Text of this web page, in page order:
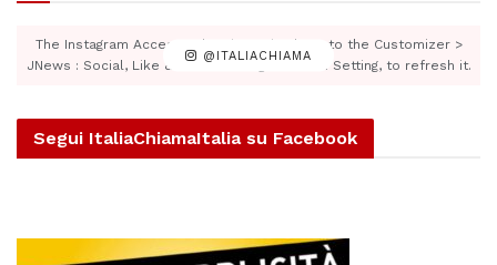
@ITALIACHIAMA
The Instagram Access Token is expired, Go to the Customizer >
JNews : Social, Like & View > Instagram Feed Setting, to refresh it.
Segui ItaliaChiamaItalia su Facebook